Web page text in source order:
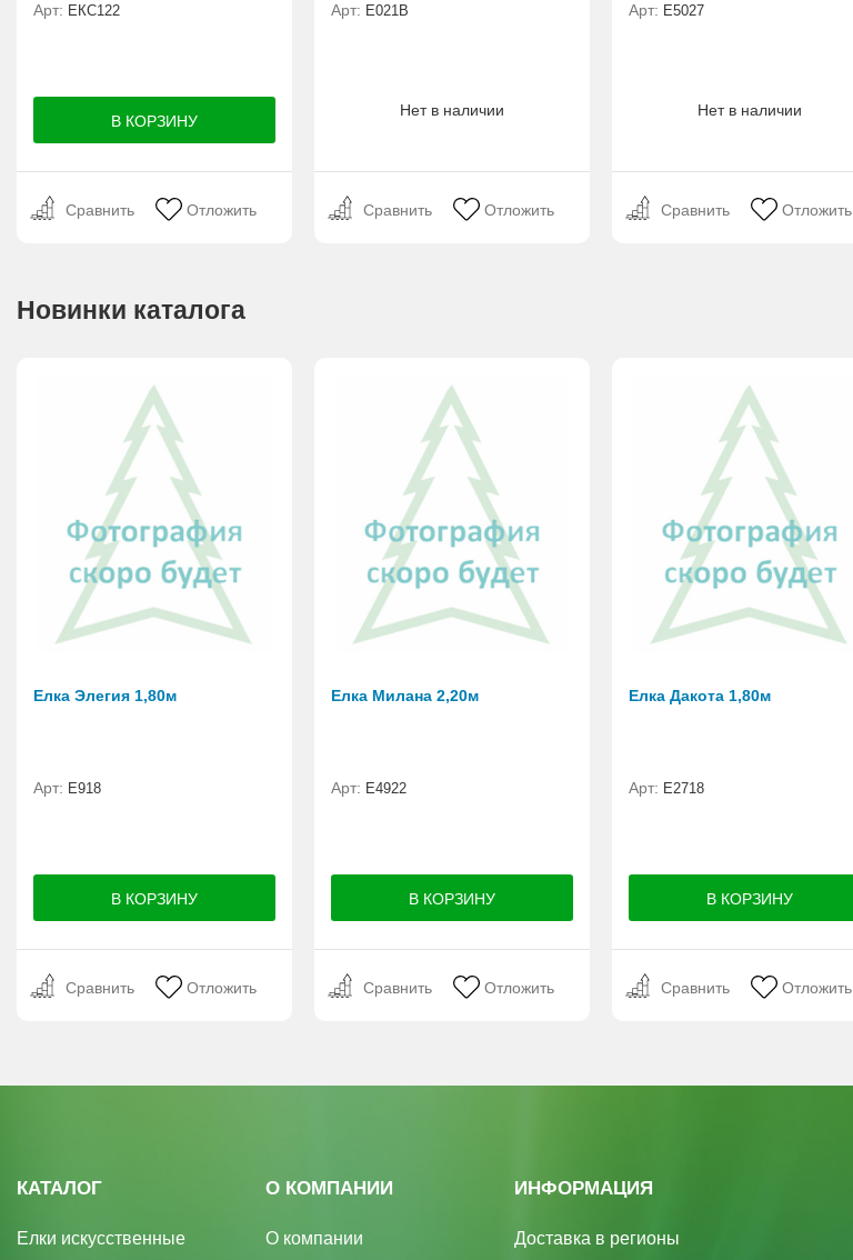
Арт: ЕКС122
Сравнить Отложить
Арт: E021B
Нет в наличии
Сравнить Отложить
Арт: Е5027
Нет в наличии
Сравнить Отложить
Новинки каталога
Елка Элегия 1,80м
Арт: E918
Сравнить Отложить
Елка Милана 2,20м
Арт: Е4922
Сравнить Отложить
Елка Дакота 1,80м
Арт: Е2718
Сравнить Отложить
КАТАЛОГ
Елки искусственные
О КОМПАНИИ
О компании
ИНФОРМАЦИЯ
Доставка в регионы